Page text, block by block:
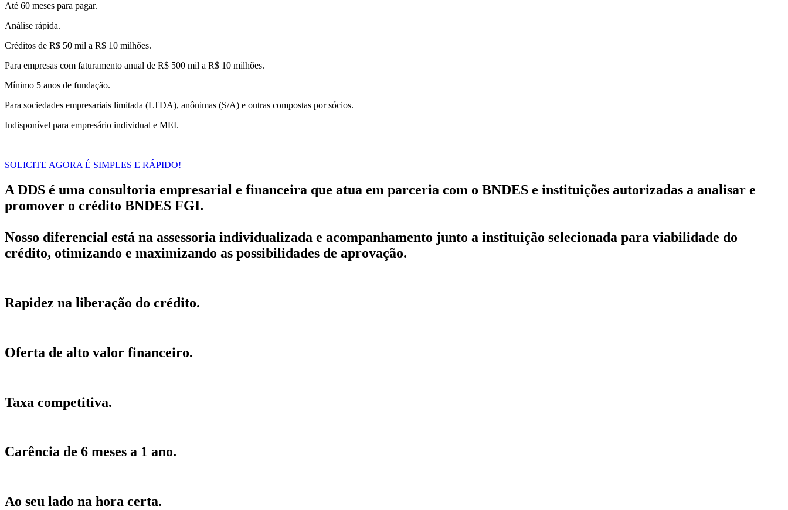
Até 60 meses para pagar.
Análise rápida.
Créditos de R$ 50 mil a R$ 10 milhões.
Para empresas com faturamento anual de R$ 500 mil a R$ 10 milhões.
Mínimo 5 anos de fundação.
Para sociedades empresariais limitada (LTDA), anônimas (S/A) e outras compostas por sócios.
Indisponível para empresário individual e MEI.
SOLICITE AGORA É SIMPLES E RÁPIDO!
A DDS é uma consultoria empresarial e financeira que atua em parceria com o BNDES e instituições autorizadas a analisar e
promover o crédito BNDES FGI.
Nosso diferencial está na assessoria individualizada e acompanhamento junto a instituição selecionada para viabilidade do
crédito, otimizando e maximizando as possibilidades de aprovação.
Rapidez na liberação do crédito.
Oferta de alto valor financeiro.
Taxa competitiva.
Carência de 6 meses a 1 ano.
Ao seu lado na hora certa.